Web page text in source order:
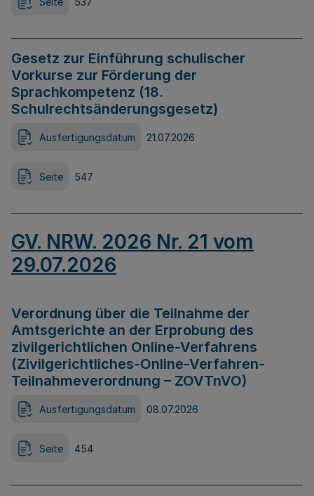
Gesetz zur Einführung schulischer
Vorkurse zur Förderung der
Sprachkompetenz (18.
Schulrechtsänderungsgesetz)
Ausfertigungsdatum 21.07.2026
Seite 547
GV. NRW. 2026 Nr. 21 vom
29.07.2026
Verordnung über die Teilnahme der
Amtsgerichte an der Erprobung des
zivilgerichtlichen Online-Verfahrens
(Zivilgerichtliches-Online-Verfahren-
Teilnahmeverordnung – ZOVTnVO)
Ausfertigungsdatum 08.07.2026
Seite 454